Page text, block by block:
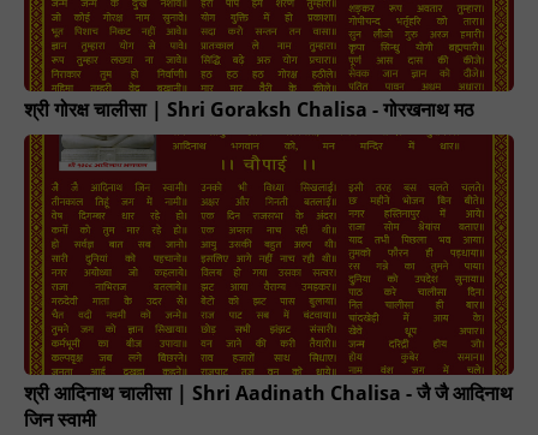
श्री गोरक्ष चालीसा | Shri Goraksh Chalisa - गोरखनाथ मठ
श्री आदिनाथ चालीसा | Shri Aadinath Chalisa - जै जै आदिनाथ
जिन स्वामी